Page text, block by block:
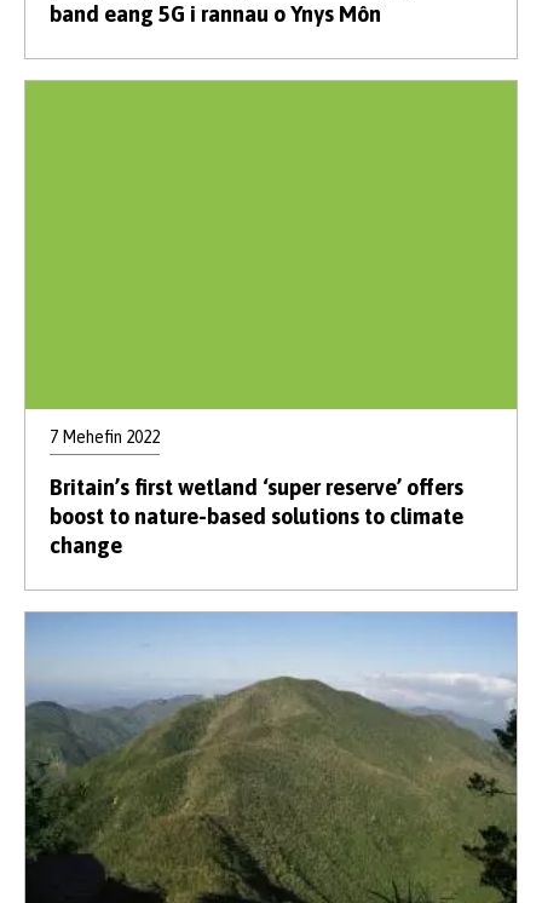
band eang 5G i rannau o Ynys Môn
7 Mehefin 2022
Britain’s first wetland ‘super reserve’ offers
boost to nature-based solutions to climate
change